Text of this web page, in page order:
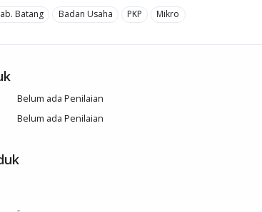
Batang Badan Usaha PKP Mikro
Belum ada Penilaian
Belum ada Penilaian